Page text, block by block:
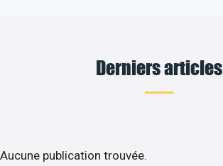
Derniers articles
Aucune publication trouvée.